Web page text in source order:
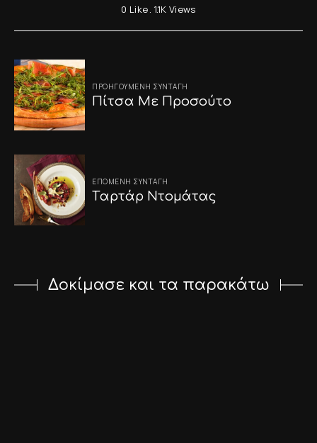
0 Like 1.1K Views
Post
navigationΠΡΟΗΓΟΎΜΕΝΗ ΣΥΝΤΑΓΉ
Πίτσα Με Προσούτο
ΕΠΌΜΕΝΗ ΣΥΝΤΑΓΉ
Tαρτάρ Ντομάτας
Δοκίμασε και τα παρακάτω